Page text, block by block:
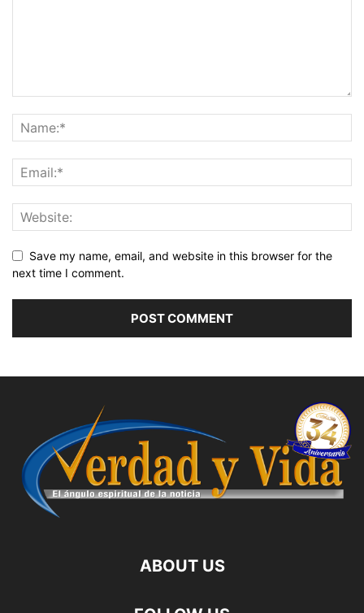
Save my name, email, and website in this browser for the
next time I comment.
ABOUT US